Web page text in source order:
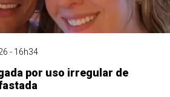
- 16h34
por uso irregular de